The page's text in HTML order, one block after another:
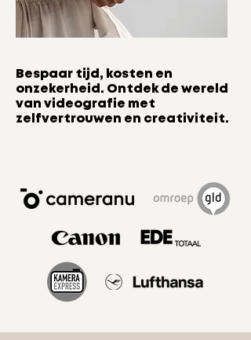
Bespaar tijd, kosten en
onzekerheid. Ontdek de wereld
van videografie met
zelfvertrouwen en creativiteit.